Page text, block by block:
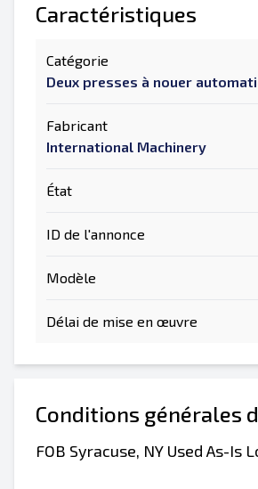
Caractéristiques
Catégorie
Deux presses à nouer
Fabricant
International Machinery
État
ID de l'annonce
Modèle
Délai de mise en œuvre
Conditions générales
FOB Syracuse, NY Used As-Is
Send a Message
Nom complet
Envoyer à un ami
Liste de texte sur un